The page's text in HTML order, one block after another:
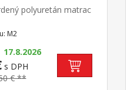
polyuretán matrac
M2
s DPH
€ **